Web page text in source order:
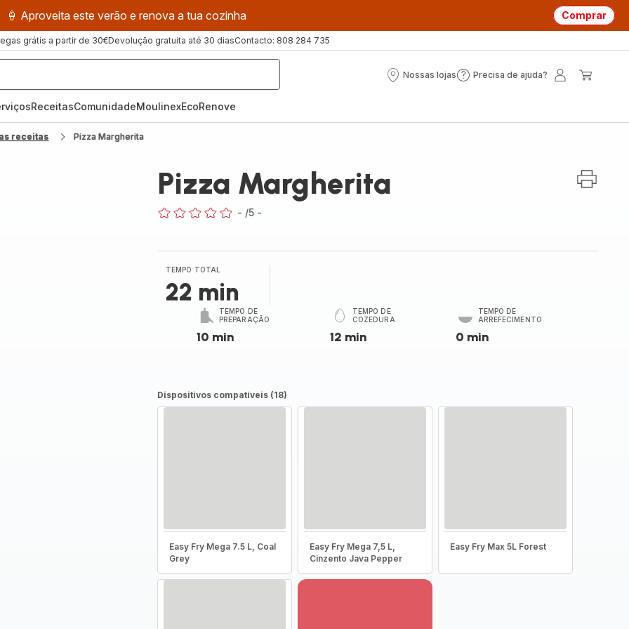
🍦 Aproveita este verão e renova a tua cozinha Comprar
grátis a partir de 30€Devolução gratuita até 30 diasContacto: 808 284 735
Nossas lojas
Nossas
Precisa de ajuda?
Precisa
ReceitasComunidadeMoulinexEcoRenove
receitas Pizza Margherita
Pizza Margherita
- /5 -
TEMPO TOTAL
22 min
TEMPO DE
PREPARAÇÃO
10 min
TEMPO DE
COZEDURA
12 min
TEMPO DE
ARREFECIMENTO
0 min
Dispositivos compatíveis (18)
Easy Fry Mega 7.5 L, Coal
Grey
Easy Fry Mega 7,5 L,
Cinzento Java Pepper
Easy Fry Max 5L Forest